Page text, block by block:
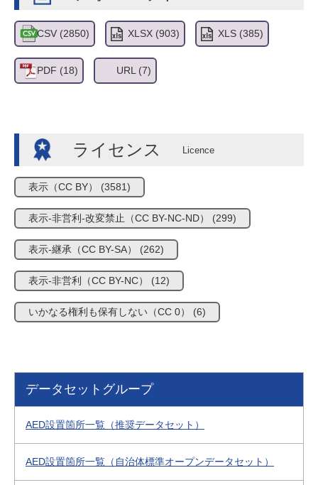
CSV (2850) XLSX (903) XLS (385)
PDF (18) URL (7)
ライセンス
表示（CC BY） (3581)
表示-非営利-改変禁止（CC BY-NC-ND） (299)
表示-継承（CC BY-SA） (262)
表示-非営利（CC BY-NC） (12)
いかなる権利も保有しない（CC 0） (6)
データセットグループ
AED設置箇所一覧（推奨データセット）
AED設置箇所一覧（自治体標準オープンデータセット）